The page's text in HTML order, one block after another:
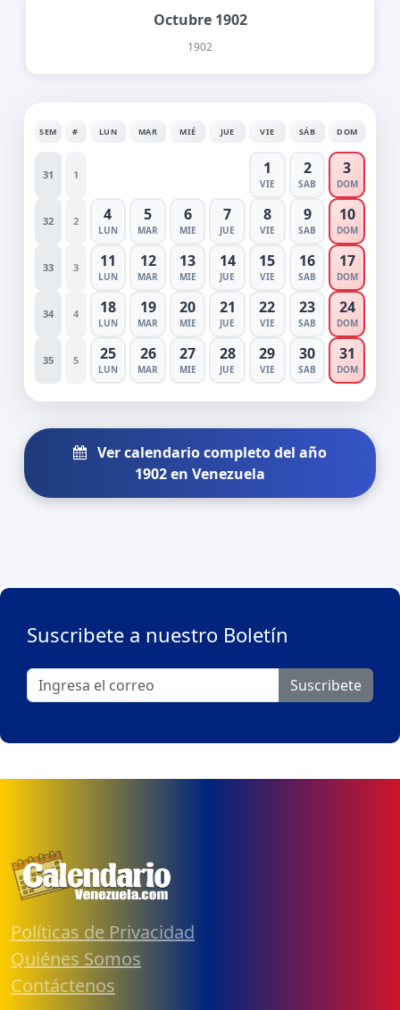
Octubre 1902
1902
SEM # LUN MAR MIÉ JUE VIE SÁB DOM
31 1 1
VIE
2
SAB
3
DOM
32 2 4
LUN
5
MAR
6
MIE
7
JUE
8
VIE
9
SAB
10
DOM
33 3 11
LUN
12
MAR
13
MIE
14
JUE
15
VIE
16
SAB
17
DOM
34 4 18
LUN
19
MAR
20
MIE
21
JUE
22
VIE
23
SAB
24
DOM
35 5 25
LUN
26
MAR
27
MIE
28
JUE
29
VIE
30
SAB
31
DOM
Ver calendario completo del año
1902 en Venezuela
Suscribete a nuestro Boletín
Suscribete
Políticas de Privacidad
Quiénes Somos
Contáctenos